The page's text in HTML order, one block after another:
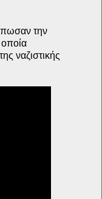
την
οποία
ναζιστικής